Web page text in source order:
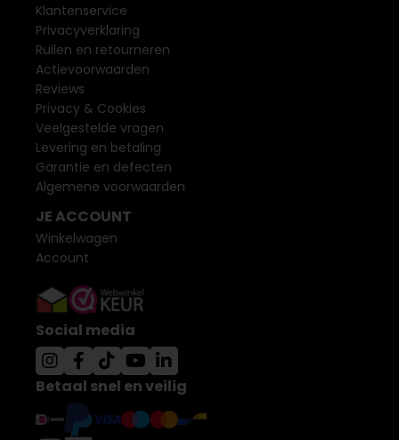
Klantenservice
Privacyverklaring
Ruilen en retourneren
Actievoorwaarden
Reviews
Privacy & Cookies
Veelgestelde vragen
Levering en betaling
Garantie en defecten
Algemene voorwaarden
JE ACCOUNT
Winkelwagen
Account
Social media
Betaal snel en veilig